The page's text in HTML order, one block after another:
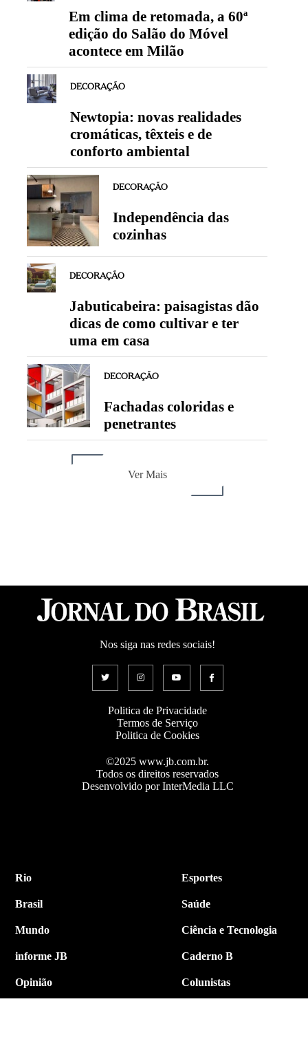
Em clima de retomada, a 60ª
edição do Salão do Móvel
acontece em Milão
DECORAÇÃO
Newtopia: novas realidades
cromáticas, têxteis e de
conforto ambiental
DECORAÇÃO
Independência das
cozinhas
DECORAÇÃO
Jabuticabeira: paisagistas dão
dicas de como cultivar e ter
uma em casa
DECORAÇÃO
Fachadas coloridas e
penetrantes
Ver Mais
Nos siga nas redes sociais!
Politica de Privacidade
Termos de Serviço
Politica de Cookies
©2025 www.jb.com.br.
Todos os direitos reservados
Desenvolvido por InterMedia LLC
Rio
Brasil
Mundo
informe JB
Opinião
Esportes
Saúde
Ciência e Tecnologia
Caderno B
Colunistas